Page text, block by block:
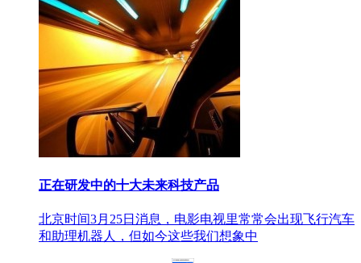
正在研发中的十大未来科技产品
北京时间3月25日消息，电影电视里常常会出现飞行汽车
和助理机器人，但如今这些我们想象中